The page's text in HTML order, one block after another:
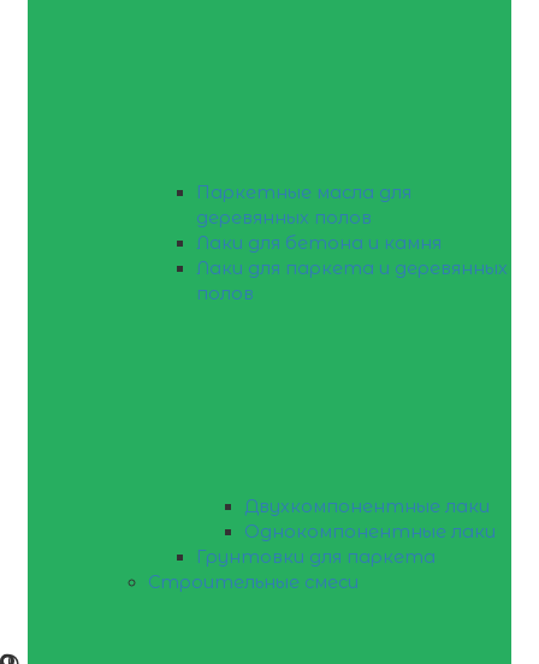
Паркетные масла для
деревянных полов
Лаки для бетона и камня
Лаки для паркета и деревянных
полов
Двухкомпонентные лаки
Однокомпонентные лаки
Грунтовки для паркета
Строительные смеси